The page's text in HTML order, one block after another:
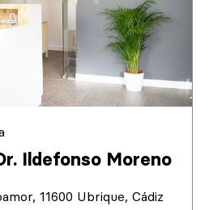
Ildefonso Moreno
11600 Ubrique, Cádiz